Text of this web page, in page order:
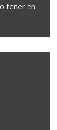
tener en